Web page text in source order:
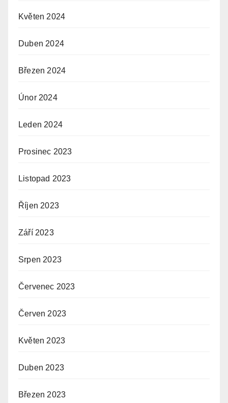
Květen 2024
Duben 2024
Březen 2024
Únor 2024
Leden 2024
Prosinec 2023
Listopad 2023
Říjen 2023
Září 2023
Srpen 2023
Červenec 2023
Červen 2023
Květen 2023
Duben 2023
Březen 2023